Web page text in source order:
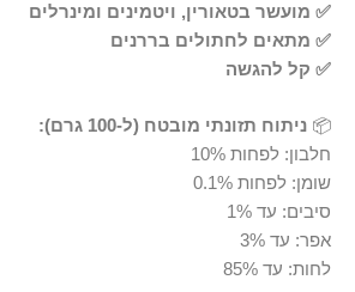
✅ מועשר בטאורין, ויטמינים ומינרלים
✅ מתאים לחתולים בררנים
✅ קל להגשה
📦 ניתוח תזונתי מובטח (ל-100 גרם):
חלבון: לפחות 10%
שומן: לפחות 0.1%
סיבים: עד 1%
אפר: עד 3%
לחות: עד 85%